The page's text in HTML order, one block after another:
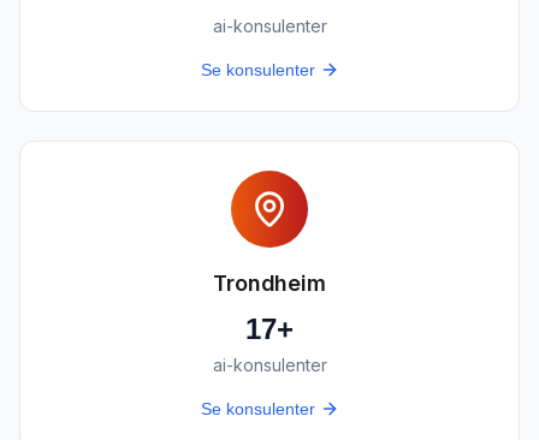
ai-konsulenter
Se konsulenter
Trondheim
17+
ai-konsulenter
Se konsulenter